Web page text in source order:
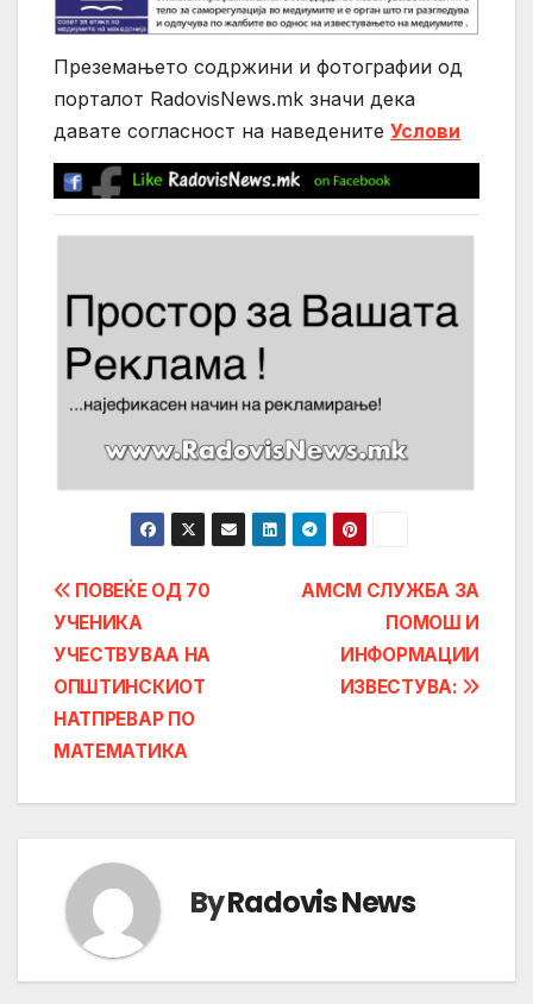
Преземањето содржини и фотографии од
порталот RadovisNews.mk значи дека
давате согласност на нaведените Услови
Post
navigation
АМСМ СЛУЖБА ЗА
ПОМОШ И
ИНФОРМАЦИИ
ИЗВЕСТУВА:
ПОВЕЌЕ ОД 70
УЧЕНИКА
УЧЕСТВУВАА НА
ОПШТИНСКИОТ
НАТПРЕВАР ПО
МАТЕМАТИКА
ByRadovis News